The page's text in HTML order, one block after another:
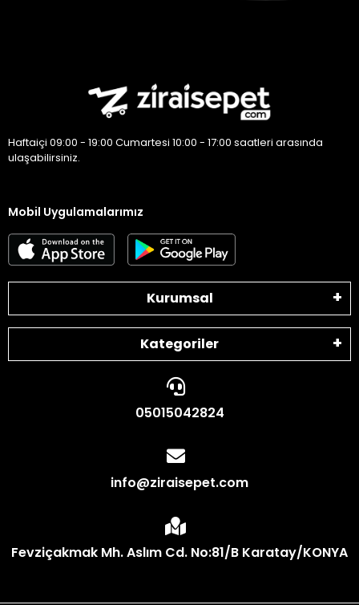
Haftaiçi 09:00 - 19:00 Cumartesi 10:00 - 17:00 saatleri arasında
ulaşabilirsiniz.
Mobil Uygulamalarımız
Kurumsal
Kategoriler
05015042824
info@ziraisepet.com
Fevziçakmak Mh. Aslım Cd. No:81/B Karatay/KONYA